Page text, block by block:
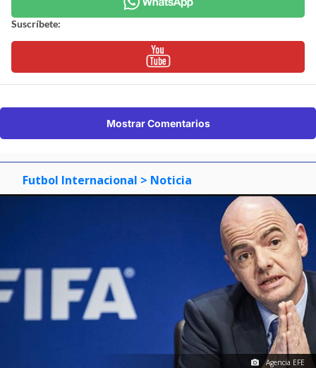
Suscríbete:
Mostrar Comentarios
Futbol Internacional > Noticia
Agencia EFE